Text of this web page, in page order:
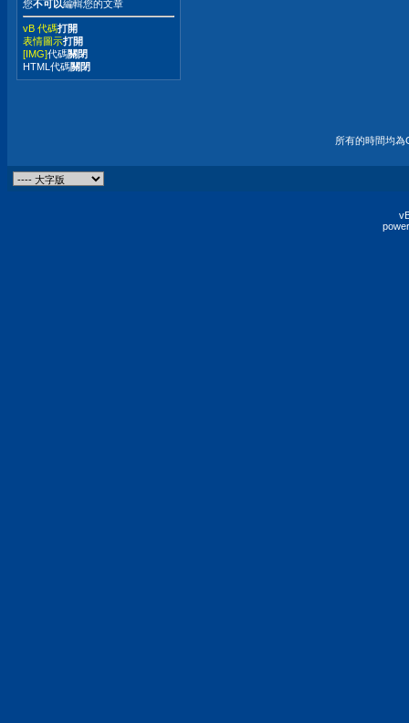
您不可以編輯您的文章
vB 代碼打開
表情圖示打開
[IMG]代碼關閉
HTML代碼關閉
所有的時間均為